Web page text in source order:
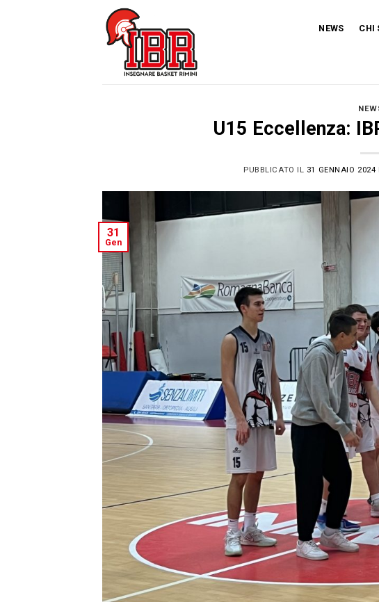
NEWS CHI
U15 Eccellenza:
PUBBLICATO IL 31 GENNAIO 2024
31
Gen